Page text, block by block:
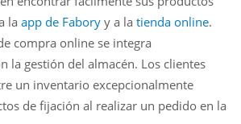
la app de Fabory y a la tienda online.
compra online se integra
la gestión del almacén. Los clientes
un inventario excepcionalmente
de fijación al realizar un pedido en la